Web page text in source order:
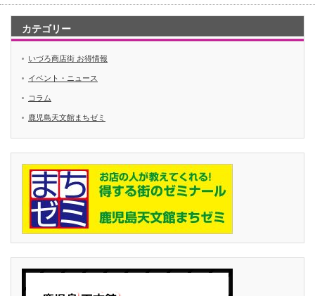
カテゴリー
いづろ商店街 お得情報
イベント・ニュース
コラム
鹿児島天文館まちゼミ